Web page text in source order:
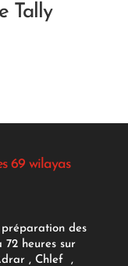
Tally
69 wilayas
des
heures sur
, Chlef ,